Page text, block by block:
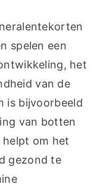
spelen een
het
van de
is bijvoorbeeld
van botten
om het
gezond te